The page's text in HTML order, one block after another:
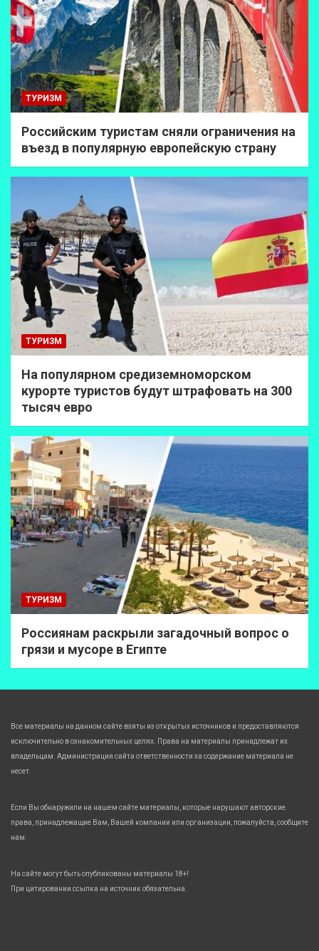
ТУРИЗМ
Российским туристам сняли ограничения на
въезд в популярную европейскую страну
ТУРИЗМ
На популярном средиземноморском
курорте туристов будут штрафовать на 300
тысяч евро
ТУРИЗМ
Россиянам раскрыли загадочный вопрос о
грязи и мусоре в Египте
Все материалы на данном сайте взяты из открытых источников и предоставляются
исключительно в ознакомительных целях. Права на материалы принадлежат их
владельцам. Администрация сайта ответственности за содержание материала не
несет.
Если Вы обнаружили на нашем сайте материалы, которые нарушают авторские
права, принадлежащие Вам, Вашей компании или организации, пожалуйста, сообщите
нам.
На сайте могут быть опубликованы материалы 18+!
При цитировании ссылка на источник обязательна.